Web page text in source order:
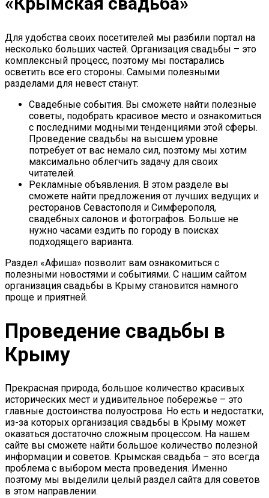
Для удобства своих посетителей мы разбили портал на
несколько больших частей. Организация свадьбы – это
комплексный процесс, поэтому мы постарались
осветить все его стороны. Самыми полезными
разделами для невест станут:
Свадебные события. Вы сможете найти полезные
советы, подобрать красивое место и ознакомиться
с последними модными тенденциями этой сферы.
Проведение свадьбы на высшем уровне
потребует от вас немало сил, поэтому мы хотим
максимально облегчить задачу для своих
читателей.
Рекламные объявления. В этом разделе вы
сможете найти предложения от лучших ведущих и
ресторанов Севастополя и Симферополя,
свадебных салонов и фотографов. Больше не
нужно часами ездить по городу в поисках
подходящего варианта.
Раздел «Афиша» позволит вам ознакомиться с
полезными новостями и событиями. С нашим сайтом
организация свадьбы в Крыму становится намного
проще и приятней.
Проведение свадьбы в
Крыму
Прекрасная природа, большое количество красивых
исторических мест и удивительное побережье – это
главные достоинства полуострова. Но есть и недостатки,
из-за которых организация свадьбы в Крыму может
оказаться достаточно сложным процессом. На нашем
сайте вы сможете найти большое количество полезной
информации и советов. Крымская свадьба – это всегда
проблема с выбором места проведения. Именно
поэтому мы выделили целый раздел сайта для советов
в этом направлении.